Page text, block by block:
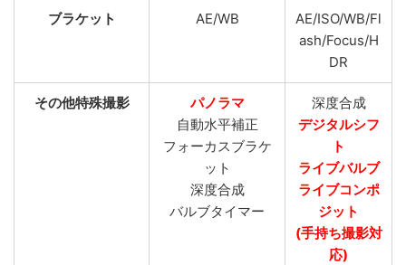
ブラケット AE/WB
AE/ISO/WB/Fl
ash/Focus/H
DR
その他特殊撮影
パノラマ
自動水平補正
フォーカスブラケ
ット
深度合成
バルブタイマー
深度合成
デジタルシフ
ト
ライブバルブ
ライブコンポ
ジット
(手持ち撮影対
応)